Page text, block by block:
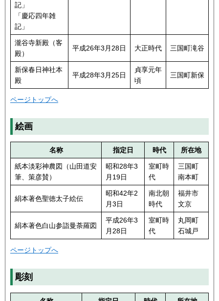
記」
「慶応四年雑
記」
瀧谷寺新殿（客
殿）
平成26年3月28日 大正時代 三国町滝谷
新保春日神社本
殿
平成28年3月25日
貞享元年
頃
三国町新保
ページトップへ
絵画
名称 指定日 時代 所在地
紙本淡彩神農図（山田道安
筆、策彦賛）
昭和28年3
月19日
室町時
代
三国町
南本町
絹本著色聖徳太子絵伝
昭和42年2
月3日
南北朝
時代
福井市
文京
絹本著色白山参詣曼荼羅図
平成26年3
月28日
室町時
代
丸岡町
石城戸
ページトップへ
彫刻